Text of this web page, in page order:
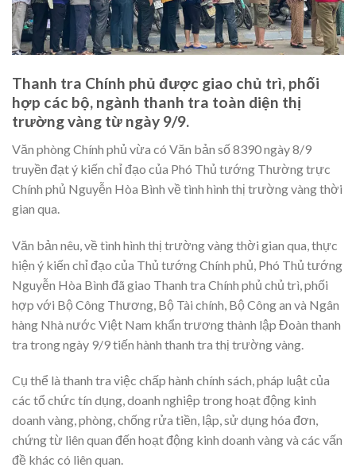
Thanh tra Chính phủ được giao chủ trì, phối
hợp các bộ, ngành thanh tra toàn diện thị
trường vàng từ ngày 9/9.
Văn phòng Chính phủ vừa có Văn bản số 8390 ngày 8/9
truyền đạt ý kiến chỉ đạo của Phó Thủ tướng Thường trực
Chính phủ Nguyễn Hòa Bình về tình hình thị trường vàng thời
gian qua.
Văn bản nêu, về tình hình thị trường vàng thời gian qua, thực
hiện ý kiến chỉ đạo của Thủ tướng Chính phủ, Phó Thủ tướng
Nguyễn Hòa Bình đã giao Thanh tra Chính phủ chủ trì, phối
hợp với Bộ Công Thương, Bộ Tài chính, Bộ Công an và Ngân
hàng Nhà nước Việt Nam khẩn trương thành lập Đoàn thanh
tra trong ngày 9/9 tiến hành thanh tra thị trường vàng.
Cụ thể là thanh tra việc chấp hành chính sách, pháp luật của
các tổ chức tín dụng, doanh nghiệp trong hoạt động kinh
doanh vàng, phòng, chống rửa tiền, lập, sử dụng hóa đơn,
chứng từ liên quan đến hoạt động kinh doanh vàng và các vấn
đề khác có liên quan.